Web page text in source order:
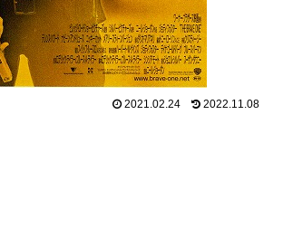
2021.02.24 2022.11.08